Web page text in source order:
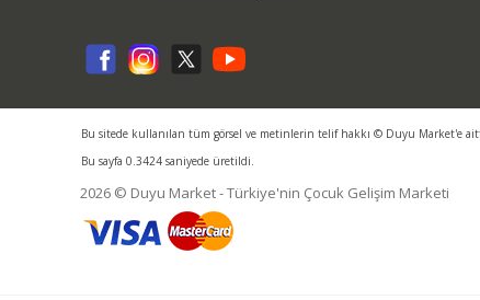
Bu sitede kullanılan tüm görsel ve metinlerin telif hakkı © Duyu Market'e
Bu sayfa 0.3424 saniyede üretildi.
2026 © Duyu Market - Türkiye'nin Çocuk Gelişim Marketi